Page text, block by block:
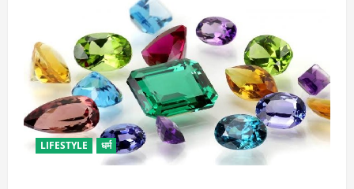
LIFESTYLE धर्म